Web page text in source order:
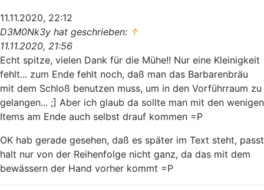
11.11.2020, 22:12
D3M0Nk3y hat geschrieben: ↑
11.11.2020, 21:56
Echt spitze, vielen Dank für die Mühe!! Nur eine Kleinigkeit
fehlt... zum Ende fehlt noch, daß man das Barbarenbräu
mit dem Schloß benutzen muss, um in den Vorführraum zu
gelangen... ;] Aber ich glaub da sollte man mit den wenigen
Items am Ende auch selbst drauf kommen =P
OK hab gerade gesehen, daß es später im Text steht, passt
halt nur von der Reihenfolge nicht ganz, da das mit dem
bewässern der Hand vorher kommt =P